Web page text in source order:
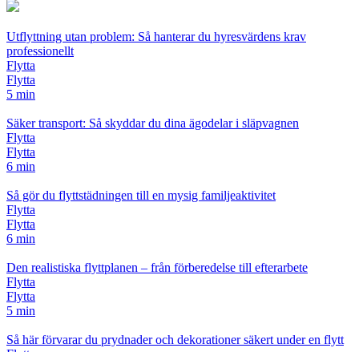
Utflyttning utan problem: Så hanterar du hyresvärdens krav
professionellt
Flytta
Flytta
5 min
Säker transport: Så skyddar du dina ägodelar i släpvagnen
Flytta
Flytta
6 min
Så gör du flyttstädningen till en mysig familjeaktivitet
Flytta
Flytta
6 min
Den realistiska flyttplanen – från förberedelse till efterarbete
Flytta
Flytta
5 min
Så här förvarar du prydnader och dekorationer säkert under en flytt